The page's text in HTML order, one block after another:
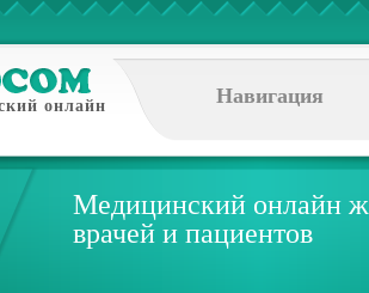
онлайн
Навигация
Медицинский онлайн
врачей и пациентов